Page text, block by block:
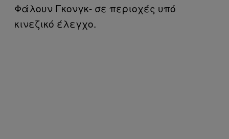
Φάλουν Γκονγκ- σε περιοχές υπό
κινεζικό έλεγχο.